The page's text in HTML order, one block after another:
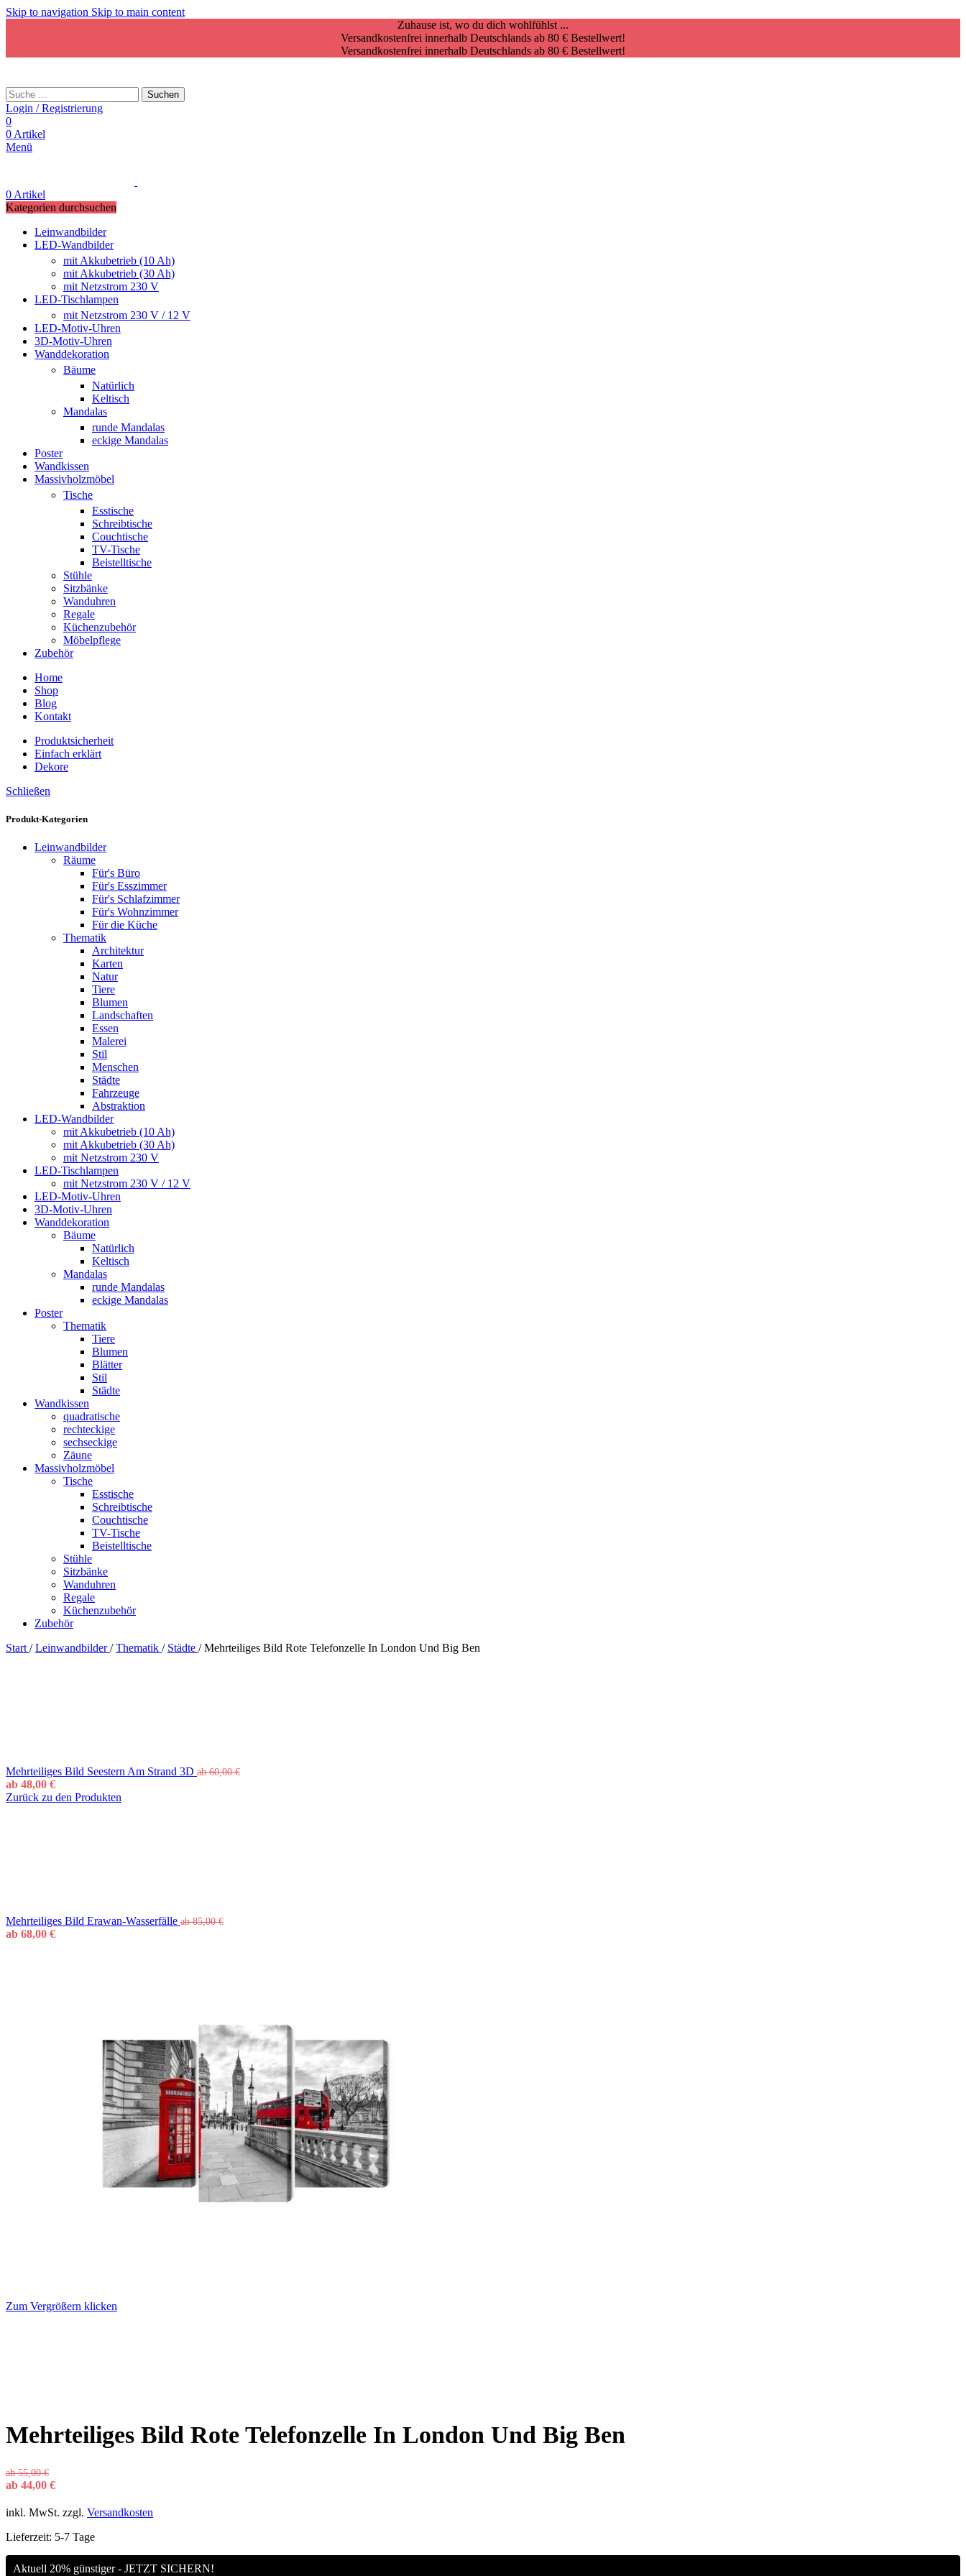
Skip to navigation Skip to main content
Zuhause ist, wo du dich wohlfühlst ...
Versandkostenfrei innerhalb Deutschlands ab 80 € Bestellwert!
Versandkostenfrei innerhalb Deutschlands ab 80 € Bestellwert!
Suchen
Login / Registrierung
0
0 Artikel
Menü
0 Artikel
Kategorien durchsuchen
Leinwandbilder
LED-Wandbilder
mit Akkubetrieb (10 Ah)
mit Akkubetrieb (30 Ah)
mit Netzstrom 230 V
LED-Tischlampen
mit Netzstrom 230 V / 12 V
LED-Motiv-Uhren
3D-Motiv-Uhren
Wanddekoration
Bäume
Natürlich
Keltisch
Mandalas
runde Mandalas
eckige Mandalas
Poster
Wandkissen
Massivholzmöbel
Tische
Esstische
Schreibtische
Couchtische
TV-Tische
Beistelltische
Stühle
Sitzbänke
Wanduhren
Regale
Küchenzubehör
Möbelpflege
Zubehör
Home
Shop
Blog
Kontakt
Produktsicherheit
Einfach erklärt
Dekore
Schließen
Produkt-Kategorien
Leinwandbilder
Räume
Für's Büro
Für's Esszimmer
Für's Schlafzimmer
Für's Wohnzimmer
Für die Küche
Thematik
Architektur
Karten
Natur
Tiere
Blumen
Landschaften
Essen
Malerei
Stil
Menschen
Städte
Fahrzeuge
Abstraktion
LED-Wandbilder
mit Akkubetrieb (10 Ah)
mit Akkubetrieb (30 Ah)
mit Netzstrom 230 V
LED-Tischlampen
mit Netzstrom 230 V / 12 V
LED-Motiv-Uhren
3D-Motiv-Uhren
Wanddekoration
Bäume
Natürlich
Keltisch
Mandalas
runde Mandalas
eckige Mandalas
Poster
Thematik
Tiere
Blumen
Blätter
Stil
Städte
Wandkissen
quadratische
rechteckige
sechseckige
Zäune
Massivholzmöbel
Tische
Esstische
Schreibtische
Couchtische
TV-Tische
Beistelltische
Stühle
Sitzbänke
Wanduhren
Regale
Küchenzubehör
Zubehör
Start / Leinwandbilder/ Thematik / Städte / Mehrteiliges Bild Rote Telefonzelle In London Und Big Ben
Mehrteiliges Bild Seestern Am Strand 3D ab60,00€
ab 48,00 €
Zurück zu den Produkten
Mehrteiliges Bild Erawan-Wasserfälle ab85,00€
ab 68,00 €
Zum Vergrößern klicken
Mehrteiliges Bild Rote Telefonzelle In London Und Big Ben
ab55,00€
ab 44,00 €
inkl. MwSt. zzgl. Versandkosten
Lieferzeit: 5-7 Tage
Aktuell 20% günstiger - JETZT SICHERN!